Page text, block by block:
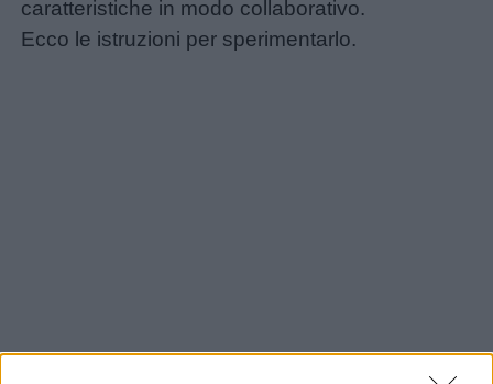
Giochi
Frasi
caratteristiche in modo collaborativo.
Ecco le istruzioni per sperimentarlo.